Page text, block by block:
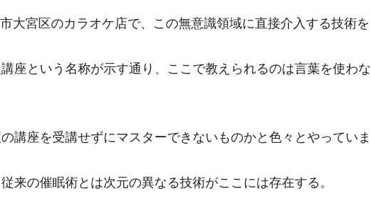
大宮区のカラオケ店で、この無意識領域に直接介入する技術を
座という名称が示す通り、ここで教えられるのは言葉を使わな
講座を受講せずにマスターできないものかと色々とやっていま
来の催眠術とは次元の異なる技術がここには存在する。